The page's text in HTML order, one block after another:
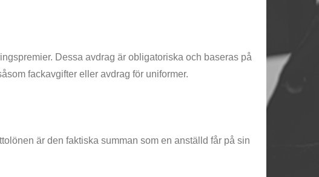
Dessa avdrag är obligatoriska och baseras på
fackavgifter eller avdrag för uniformer.
är den faktiska summan som en anställd får på sin